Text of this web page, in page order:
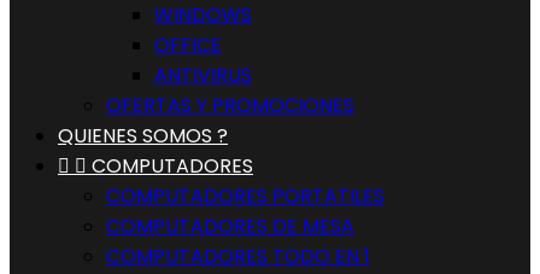
WINDOWS
OFFICE
ANTIVIRUS
OFERTAS Y PROMOCIONES
QUIENES SOMOS ?
  COMPUTADORES
COMPUTADORES PORTATILES
COMPUTADORES DE MESA
COMPUTADORES TODO EN 1